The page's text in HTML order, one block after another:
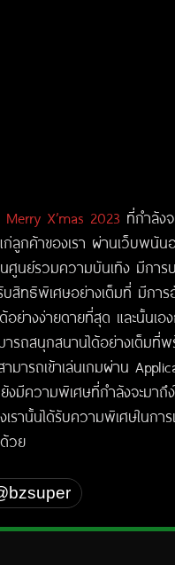
Merry X’mas 2023 ที่กำลัง
ก่ลูกค้าของเรา ผ่านเว็บพนั
ศูนย์รวมความบันเทิง มีการ
บสิทธิพิเศษอย่างเต็มที่ มีกา
ด้อย่างง่ายดายที่สุด และนั้นเอ
ารถสนุกสนานได้อย่างเต็มที่พ
มารถเข้าเล่นเกมผ่าน
งมีความพิเศษที่กำลังจะมาถึ
เรานั้นได้รับความพิเศษในกา
วย